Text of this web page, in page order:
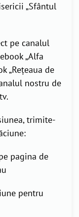
„Sfântul
pe canalul
„Alfa
„Rețeaua de
nostru de
trimite-
pagina de
pentru